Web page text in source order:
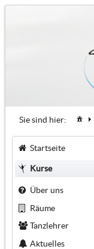
Sie sind hier:
Startseite
Kurse
Über uns
Räume
Tanzlehrer
Aktuelles